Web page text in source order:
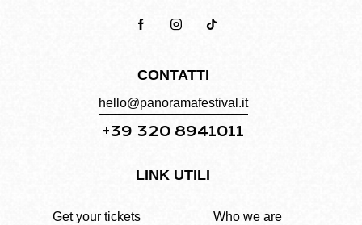
CONTATTI
hello@panoramafestival.it
+39 320 8941011
LINK UTILI
Get your tickets Who we are